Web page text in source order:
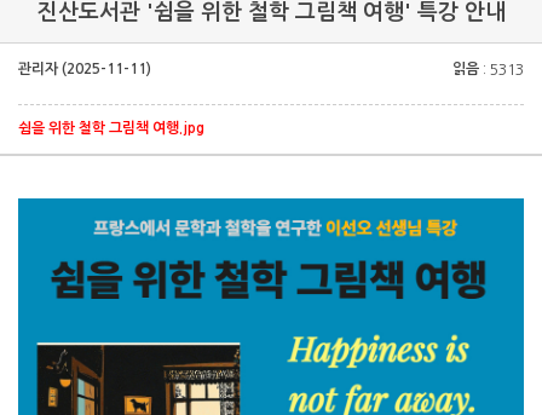
진산도서관 '쉼을 위한 철학 그림책 여행' 특강 안내
관리자 (2025-11-11) 읽음 : 5313
쉼을 위한 철학 그림책 여행.jpg